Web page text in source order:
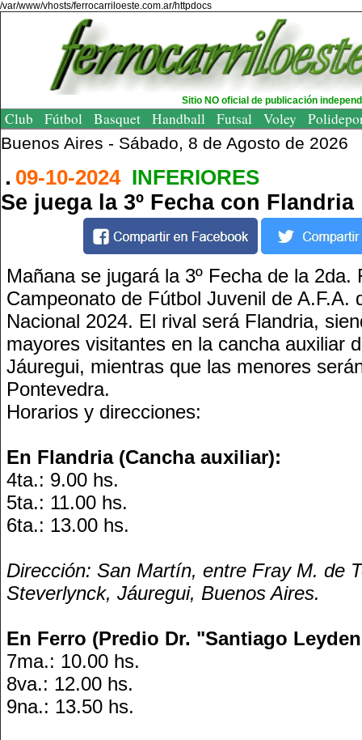
/var/www/vhosts/ferrocarriloeste.com.ar/httpdocs
Sitio NO oficial de publicación
Club Fútbol Basquet Handball Futsal Voley
Buenos Aires - Sábado, 8 de Agosto de 2026
09-10-2024 INFERIORES
Se juega la 3º Fecha con Flandria
Mañana se jugará la 3º Fecha de la 2da.
Campeonato de Fútbol Juvenil de A.F.A.
Nacional 2024. El rival será Flandria,
mayores visitantes en la cancha auxiliar
Jáuregui, mientras que las menores
Pontevedra.
Horarios y direcciones:
En Flandria (Cancha auxiliar):
4ta.: 9.00 hs.
5ta.: 11.00 hs.
6ta.: 13.00 hs.
Dirección: San Martín, entre Fray M. de
Steverlynck, Jáuregui, Buenos Aires.
En Ferro (Predio Dr. "Santiago
7ma.: 10.00 hs.
8va.: 12.00 hs.
9na.: 13.50 hs.